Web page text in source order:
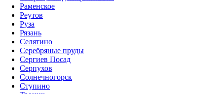
Раменское
Реутов
Руза
Рязань
Селятино
Серебряные пруды
Сергиев Посад
Серпухов
Солнечногорск
Ступино